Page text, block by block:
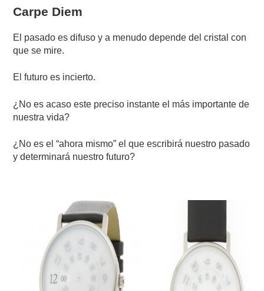
Carpe Diem
El pasado es difuso y a menudo depende del cristal con
que se mire.
El futuro es incierto.
¿No es acaso este preciso instante el más importante de
nuestra vida?
¿No es el “ahora mismo” el que escribirá nuestro pasado
y determinará nuestro futuro?